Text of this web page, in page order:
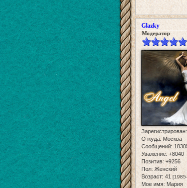
Glazky
Модератор
Зарегистрирован
Откуда: Москва
Сообщений:
Уважение: +8040
Позитив: +9256
Пол: Женский
Возраст: 41
Мое имя: Мария